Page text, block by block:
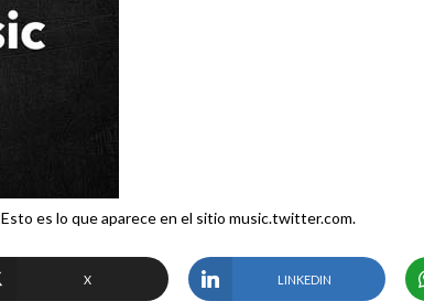
Esto es lo que aparece en el sitio music.twitter.com.
X LINKEDIN